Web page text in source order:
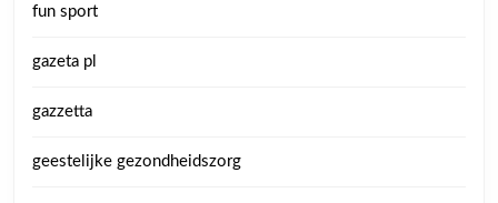
fun sport
gazeta pl
gazzetta
geestelijke gezondheidszorg